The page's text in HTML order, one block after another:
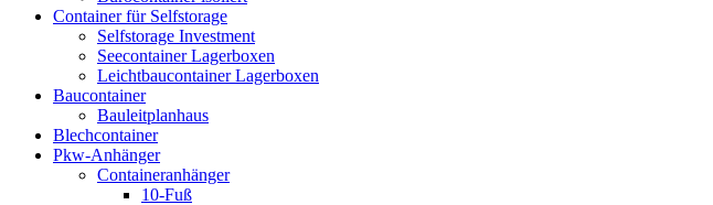
Container für Selfstorage
Selfstorage Investment
Seecontainer Lagerboxen
Leichtbaucontainer Lagerboxen
Baucontainer
Bauleitplanhaus
Blechcontainer
Pkw-Anhänger
Containeranhänger
10-Fuß